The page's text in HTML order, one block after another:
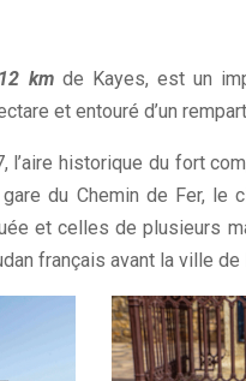
12 kmde Kayes, est un
et entouré d’un
l’aire historique du fort
du Chemin de Fer, le
et celles de plusieurs
français avant la ville de